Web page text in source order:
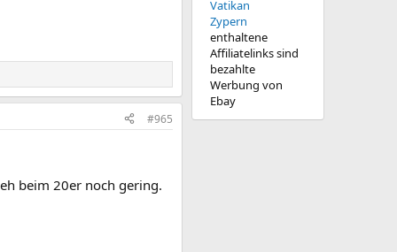
#965
beim 20er noch gering.
Vatikan
Zypern
enthaltene
Affiliatelinks sind
bezahlte
Werbung von
Ebay